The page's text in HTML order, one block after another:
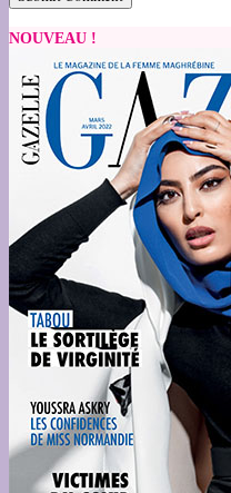
NOUVEAU !